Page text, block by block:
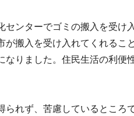
ンターでゴミの搬入を受け
搬入を受け入れてくれるこ
りました。住民生活の利便
れず、苦慮しているところ